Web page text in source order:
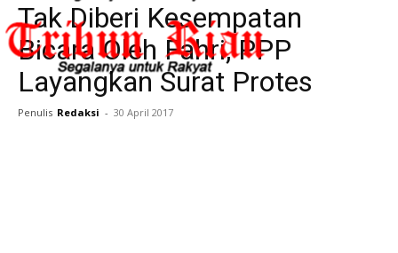
Tak Diberi Kesempatan
Bicara Oleh Fahri, PPP
Layangkan Surat Protes
Penulis Redaksi - 30 April 2017